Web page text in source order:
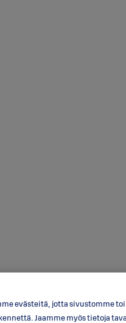
evästeitä, jotta sivustomme
Jaamme myös tietoja